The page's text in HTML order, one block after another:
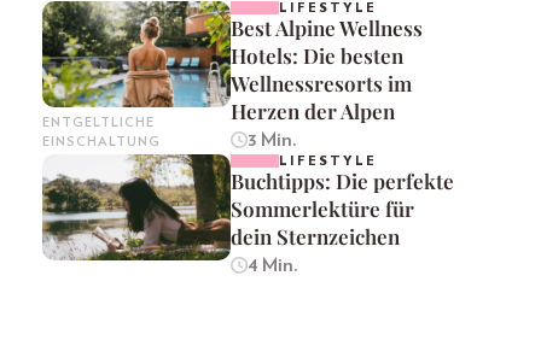
ENTGELTLICHE
EINSCHALTUNG
LIFESTYLE
Best Alpine Wellness
Hotels: Die besten
Wellnessresorts im
Herzen der Alpen
3 Min.
LIFESTYLE
Buchtipps: Die perfekte
Sommerlektüre für
dein Sternzeichen
4 Min.